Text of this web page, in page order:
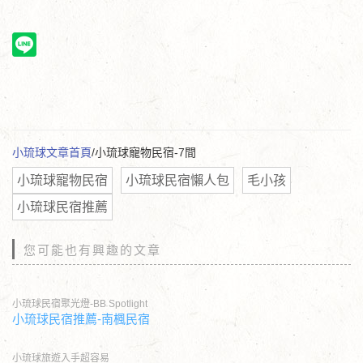
小琉球文章首頁/小琉球寵物民宿-7間
小琉球寵物民宿 小琉球民宿懶人包
毛小孩
小琉球民宿推薦
您可能也有興趣的文章
小琉球民宿聚光燈-BB Spotlight
小琉球民宿推薦-南楓民宿
小琉球旅遊入手超容易